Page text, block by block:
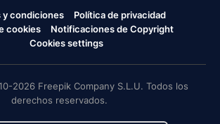
y condiciones
Política de privacidad
cookies
Notificaciones de Copyright
Cookies settings
2026 Freepik Company S.L.U. Todos los
derechos reservados.